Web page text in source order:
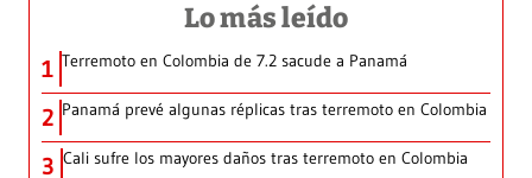
Lo más leído
1 Terremoto en Colombia de 7.2 sacude a Panamá
2 Panamá prevé algunas réplicas tras terremoto en Colombia
3 Cali sufre los mayores daños tras terremoto en Colombia